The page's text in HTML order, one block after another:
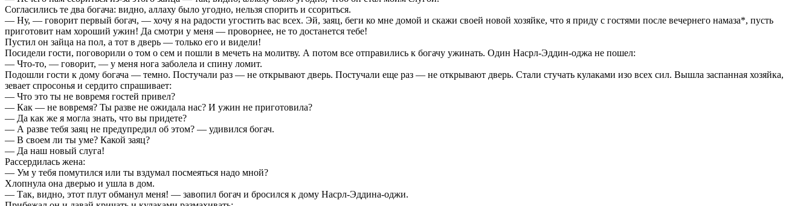
Согласились те два богача: видно, аллаху было угодно, нельзя спорить и ссориться.
— Ну, — говорит первый богач, — хочу я на радости угостить вас всех. Эй, заяц, беги ко мне домой и скажи своей новой хозяйке, что я приду с гостями после вечернего намаза*, пусть
приготовит нам хороший ужин! Да смотри у меня — проворнее, не то достанется тебе!
Пустил он зайца на пол, а тот в дверь — только его и видели!
Посидели гости, поговорили о том о сем и пошли в мечеть на молитву. А потом все отправились к богачу ужинать. Один Насрл-Эддин-оджа не пошел:
— Что-то, — говорит, — у меня нога заболела и спину ломит.
Подошли гости к дому богача — темно. Постучали раз — не открывают дверь. Постучали еще раз — не открывают дверь. Стали стучать кулаками изо всех сил. Вышла заспанная хозяйка,
зевает спросонья и сердито спрашивает:
— Что это ты не вовремя гостей привел?
— Как — не вовремя? Ты разве не ожидала нас? И ужин не приготовила?
— Да как же я могла знать, что вы придете?
— А разве тебя заяц не предупредил об этом? — удивился богач.
— В своем ли ты уме? Какой заяц?
— Да наш новый слуга!
Рассердилась жена:
— Ум у тебя помутился или ты вздумал посмеяться надо мной?
Хлопнула она дверью и ушла в дом.
— Так, видно, этот плут обманул меня! — завопил богач и бросился к дому Насрл-Эддина-оджи.